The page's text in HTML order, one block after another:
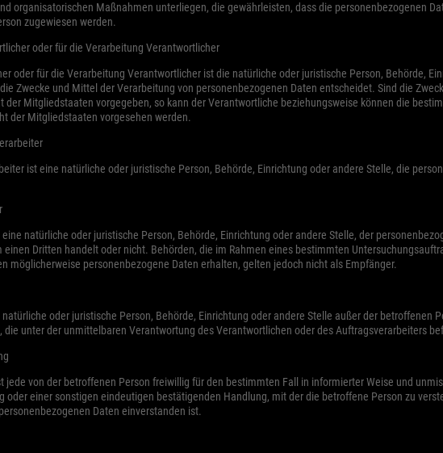
organisatorischen Maßnahmen unterliegen, die gewährleisten, dass die personenbezogenen
zugewiesen werden.
oder für die Verarbeitung Verantwortlicher
oder für die Verarbeitung Verantwortlicher ist die natürliche oder juristische Person, Behörde,
Zwecke und Mittel der Verarbeitung von personenbezogenen Daten entscheidet. Sind die
der Mitgliedstaaten vorgegeben, so kann der Verantwortliche beziehungsweise können die
der Mitgliedstaaten vorgesehen werden.
ist eine natürliche oder juristische Person, Behörde, Einrichtung oder andere Stelle, die
natürliche oder juristische Person, Behörde, Einrichtung oder andere Stelle, der
einen Dritten handelt oder nicht. Behörden, die im Rahmen eines bestimmten
möglicherweise personenbezogene Daten erhalten, gelten jedoch nicht als Empfänger.
oder juristische Person, Behörde, Einrichtung oder andere Stelle außer der betroffenen
die unter der unmittelbaren Verantwortung des Verantwortlichen oder des Auftragsverarbeiters
jede von der betroffenen Person freiwillig für den bestimmten Fall in informierter Weise und
oder einer sonstigen eindeutigen bestätigenden Handlung, mit der die betroffene Person zu
Daten einverstanden ist.